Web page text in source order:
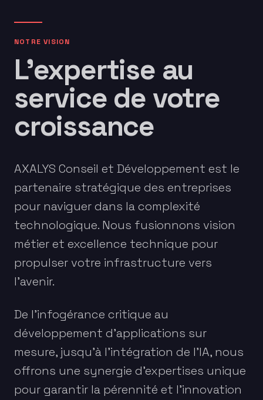
NOTRE VISION
L'expertise au
service de votre
croissance
AXALYS Conseil et Développement est le
partenaire stratégique des entreprises
pour naviguer dans la complexité
technologique. Nous fusionnons vision
métier et excellence technique pour
propulser votre infrastructure vers
l'avenir.
De l'infogérance critique au
développement d'applications sur
mesure, jusqu'à l'intégration de l'IA, nous
offrons une synergie d'expertises unique
pour garantir la pérennité et l'innovation